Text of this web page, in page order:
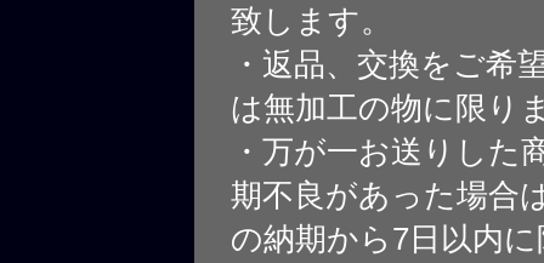
致します。
・返品、交換をご希
は無加工の物に限り
・万が一お送りした
期不良があった場合
の納期から7日以内